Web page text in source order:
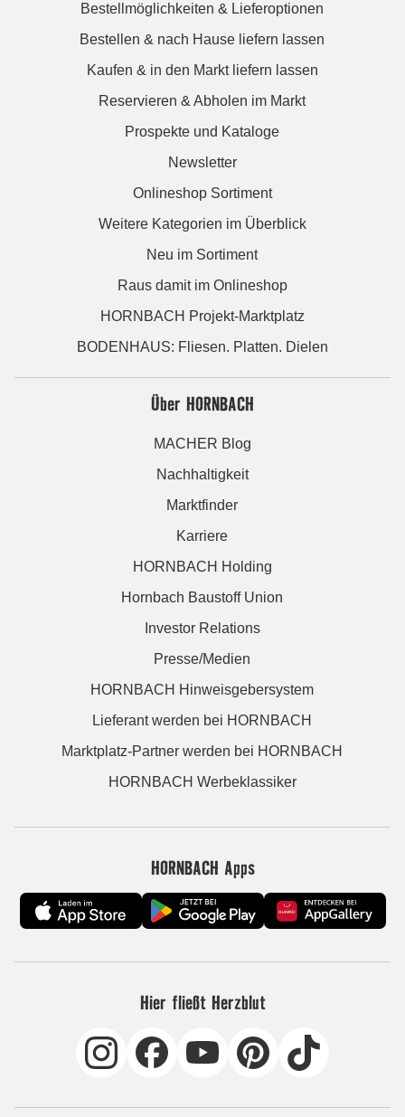
Bestellmöglichkeiten & Lieferoptionen
Bestellen & nach Hause liefern lassen
Kaufen & in den Markt liefern lassen
Reservieren & Abholen im Markt
Prospekte und Kataloge
Newsletter
Onlineshop Sortiment
Weitere Kategorien im Überblick
Neu im Sortiment
Raus damit im Onlineshop
HORNBACH Projekt-Marktplatz
BODENHAUS: Fliesen. Platten. Dielen
Über HORNBACH
MACHER Blog
Nachhaltigkeit
Marktfinder
Karriere
HORNBACH Holding
Hornbach Baustoff Union
Investor Relations
Presse/Medien
HORNBACH Hinweisgebersystem
Lieferant werden bei HORNBACH
Marktplatz-Partner werden bei HORNBACH
HORNBACH Werbeklassiker
HORNBACH Apps
Hier fließt Herzblut